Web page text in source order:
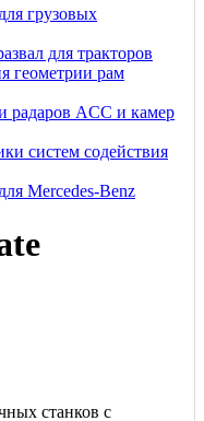
грузовых
для тракторов
геометрии рам
радаров ACC и камер
систем содействия
Mercedes-Benz
станков с